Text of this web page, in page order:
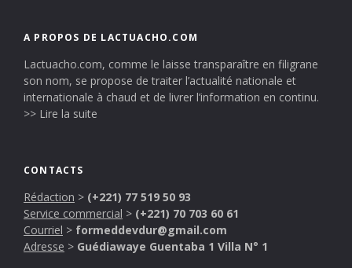
A PROPOS DE LACTUACHO.COM
Lactuacho.com, comme le laisse transparaître en filigrane
son nom, se propose de traiter l’actualité nationale et
internationale à chaud et de livrer l’information en continu.
>> Lire la suite
CONTACTS
Rédaction > (+221) 77 519 50 93
Service commercial > (+221) 70 703 60 61
Courriel > formeddevdur@gmail.com
Adresse > Guédiawaye Guentaba 1 Villa N° 1